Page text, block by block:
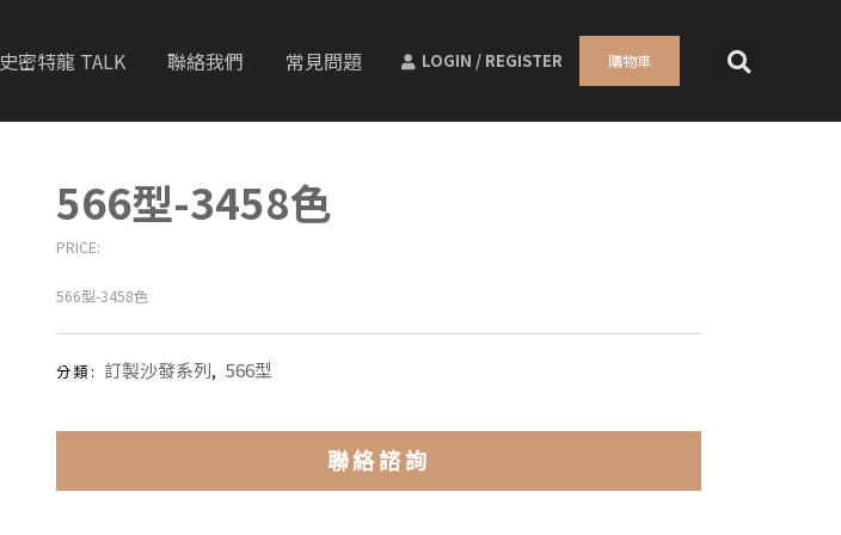
史密特龍 TALK 聯絡我們 常見問題 LOGIN / REGISTER 購物車
566型-3458色
PRICE:
566型-3458色
分類: 訂製沙發系列, 566型
聯絡諮詢